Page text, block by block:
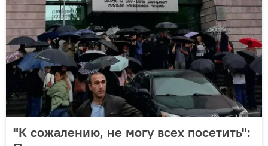
"К сожалению, не могу всех посетить":